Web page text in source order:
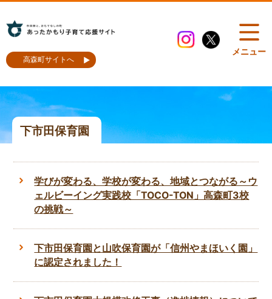
高森町サイトへ
メニュー
下市田保育園
学びが変わる、学校が変わる、地域とつながる～ウ
ェルビーイング実践校「TOCO-TON」高森町3校
の挑戦～
下市田保育園と山吹保育園が「信州やまほいく園」
に認定されました！